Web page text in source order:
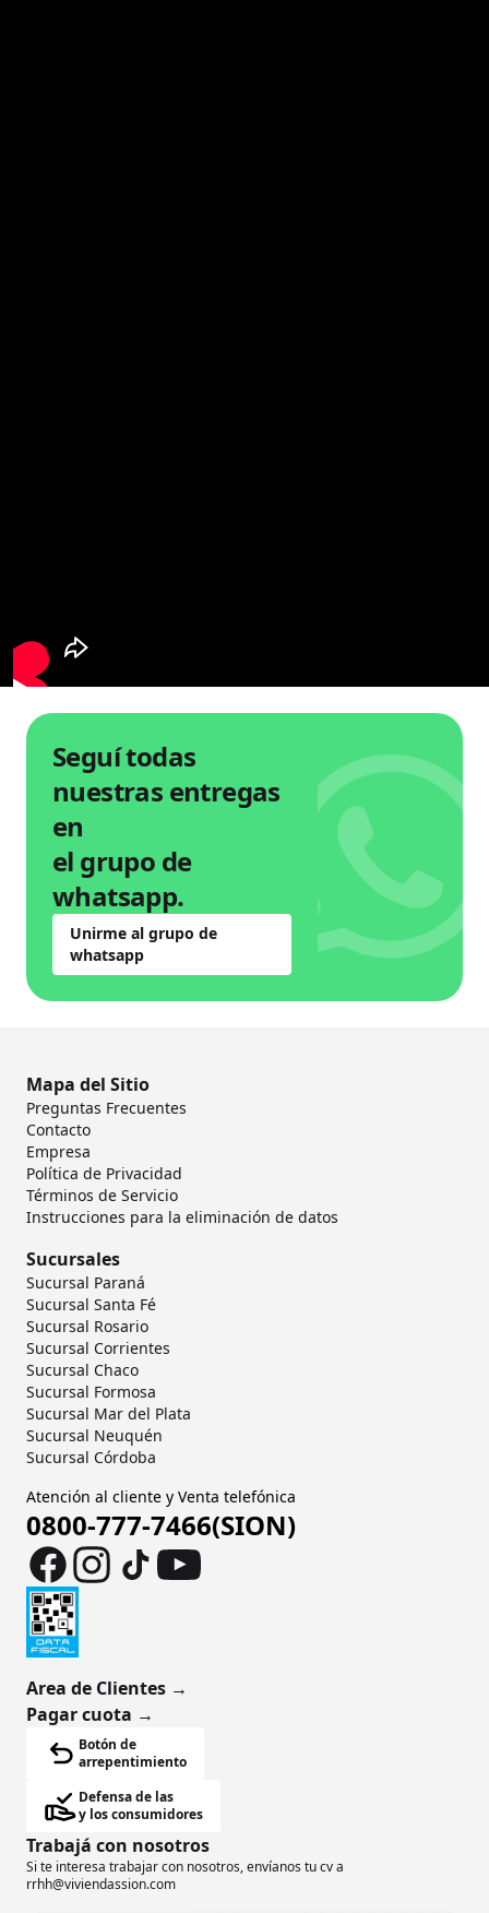
Seguí todas
nuestras entregas
en
el grupo de
whatsapp.
Unirme al grupo de
whatsapp
Mapa del Sitio
Preguntas Frecuentes
Contacto
Empresa
Política de Privacidad
Términos de Servicio
Instrucciones para la eliminación de datos
Sucursales
Sucursal Paraná
Sucursal Santa Fé
Sucursal Rosario
Sucursal Corrientes
Sucursal Chaco
Sucursal Formosa
Sucursal Mar del Plata
Sucursal Neuquén
Sucursal Córdoba
Area de Clientes →
Pagar cuota →
Botón de
arrepentimiento
Defensa de las
y los consumidores
Trabajá con nosotros
Si te interesa trabajar con nosotros, envíanos tu cv a
rrhh@viviendassion.com
Atención al cliente y Venta telefónica
0800-777-7466(SION)